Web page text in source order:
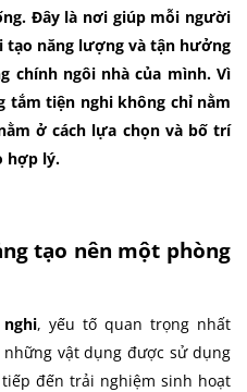
Đây là nơi giúp mỗi người
tạo năng lượng và tận hưởng
chính ngôi nhà của mình. Vì
tắm tiện nghi không chỉ nằm
ở cách lựa chọn và bố trí
hợp lý.
tạo nên một phòng
, yếu tố quan trọng nhất
vật dụng được sử dụng
đến trải nghiệm sinh hoạt